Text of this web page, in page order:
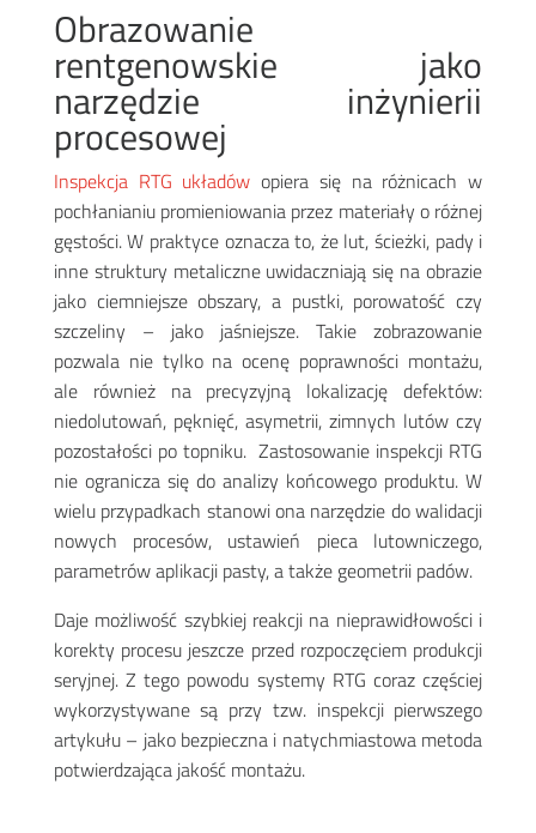
Obrazowanie
rentgenowskie jako
narzędzie inżynierii
procesowej
Inspekcja RTG układów opiera się na różnicach w
pochłanianiu promieniowania przez materiały o różnej
gęstości. W praktyce oznacza to, że lut, ścieżki, pady i
inne struktury metaliczne uwidaczniają się na obrazie
jako ciemniejsze obszary, a pustki, porowatość czy
szczeliny – jako jaśniejsze. Takie zobrazowanie
pozwala nie tylko na ocenę poprawności montażu,
ale również na precyzyjną lokalizację defektów:
niedolutowań, pęknięć, asymetrii, zimnych lutów czy
pozostałości po topniku. Zastosowanie inspekcji RTG
nie ogranicza się do analizy końcowego produktu. W
wielu przypadkach stanowi ona narzędzie do walidacji
nowych procesów, ustawień pieca lutowniczego,
parametrów aplikacji pasty, a także geometrii padów.
Daje możliwość szybkiej reakcji na nieprawidłowości i
korekty procesu jeszcze przed rozpoczęciem produkcji
seryjnej. Z tego powodu systemy RTG coraz częściej
wykorzystywane są przy tzw. inspekcji pierwszego
artykułu – jako bezpieczna i natychmiastowa metoda
potwierdzająca jakość montażu.